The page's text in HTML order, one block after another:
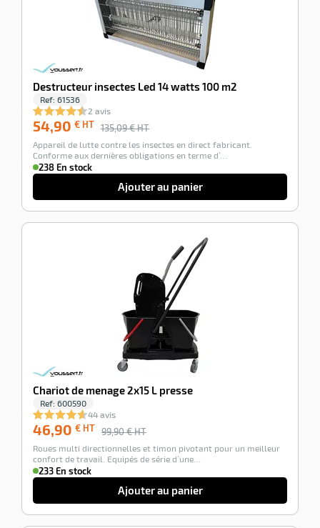
Destructeur insectes Led 14 watts 100 m2
Ref: 61536
2 avis
54,90 € HT 135,09 € HT
Appareil de lutte contre les insectes en direct fabricant.
Conforme aux dernières obligations en terme d’…
238 En stock
Ajouter au panier
Chariot de menage 2x15 L presse
Ref: 600590
44 avis
46,90 € HT 99,90 € HT
Roues multi directionnelles et timon pivotant pour un meilleur
confort de travail. Equipés de série d’une…
233 En stock
Ajouter au panier